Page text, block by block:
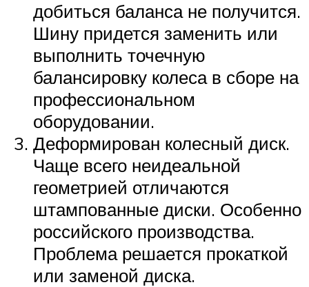
добиться баланса не получится.
Шину придется заменить или
выполнить точечную
балансировку колеса в сборе на
профессиональном
оборудовании.
Деформирован колесный диск.
Чаще всего неидеальной
геометрией отличаются
штампованные диски. Особенно
российского производства.
Проблема решается прокаткой
или заменой диска.